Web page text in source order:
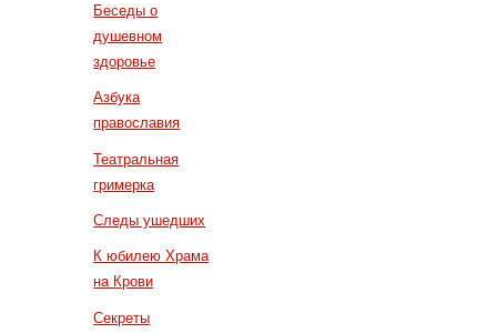
Беседы о
душевном
здоровье
Азбука
православия
Театральная
гримерка
Следы ушедших
К юбилею Храма
на Крови
Секреты